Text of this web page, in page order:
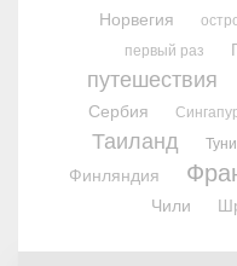
Норвегия
первый раз
путешествия
Сербия
Таиланд
Финляндия
Чили